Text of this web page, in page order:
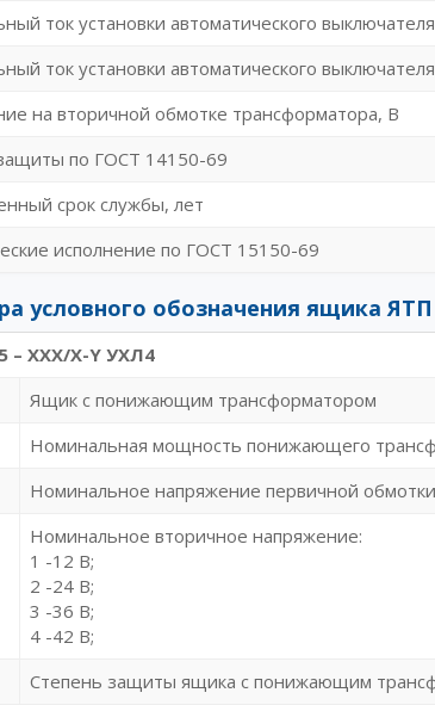
ток установки автоматического
ток установки автоматического
на вторичной обмотке трансформатора, В
по ГОСТ 14150-69
срок службы, лет
исполнение по ГОСТ 15150-69
условного обозначения ящика ЯТП
– XXX/Х-Y УХЛ4
Ящик с понижающим трансформатором
Номинальная мощность понижающего
Номинальное напряжение первичной
Номинальное вторичное напряжение:
1 -12 В;
2 -24 В;
3 -36 В;
4 -42 В;
Cтепень защиты ящика с понижающим